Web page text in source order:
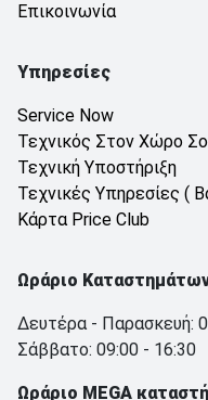
Επικοινωνία
Υπηρεσίες
Service Now
Τεχνικός Στον Χώρο
Τεχνική Υποστήριξη
Τεχνικές Υπηρεσίες (
Κάρτα Price Club
Ωράριο
Δευτέρα - Παρασκευή:
Σάββατο: 09:00 - 16:30
Ωράριο MEGA